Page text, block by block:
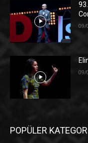
09/
09/
POPÜLER